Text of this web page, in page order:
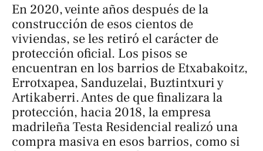
En 2020, veinte años después de la
construcción de esos cientos de
viviendas, se les retiró el carácter de
protección oficial. Los pisos se
encuentran en los barrios de Etxabakoitz,
Errotxapea, Sanduzelai, Buztintxuri y
Artikaberri. Antes de que finalizara la
protección, hacia 2018, la empresa
madrileña Testa Residencial realizó una
compra masiva en esos barrios, como si